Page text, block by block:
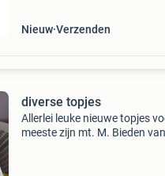
Nieuw Verzenden
diverse topjes
Allerlei leuke nieuwe topjes
meeste zijn mt. M. Bieden